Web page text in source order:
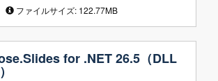
ファイルサイズ: 122.77MB
for .NET 26.5（DLL